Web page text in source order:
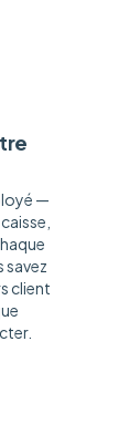
—
savez
client